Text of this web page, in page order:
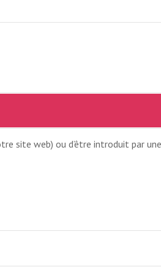
site web) ou d’être introduit par